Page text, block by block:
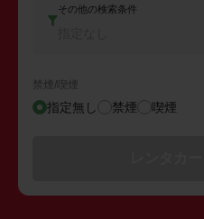
その他の検索条件
禁煙/喫煙
指定無し 禁煙 喫煙